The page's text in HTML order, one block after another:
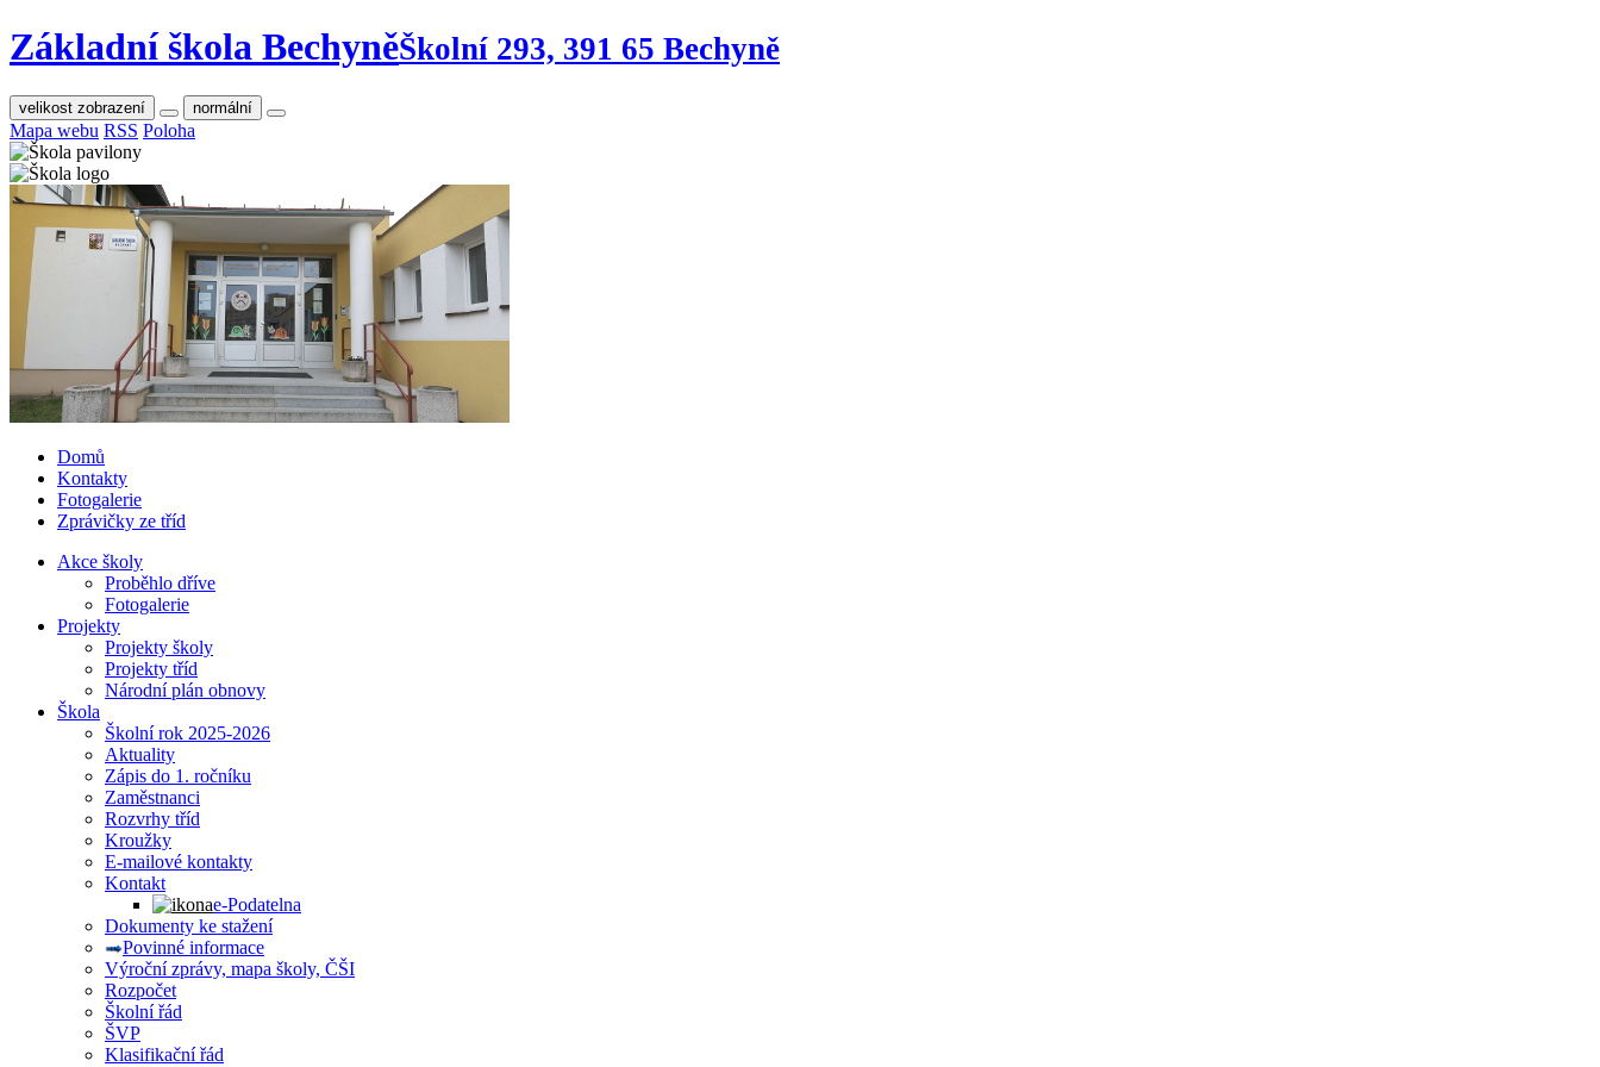
Základní škola BechyněŠkolní 293, 391 65 Bechyně
velikost zobrazení normální
Mapa webu RSS Poloha
Domů
Kontakty
Fotogalerie
Zprávičky ze tříd
Akce školy
Proběhlo dříve
Fotogalerie
Projekty
Projekty školy
Projekty tříd
Národní plán obnovy
Škola
Školní rok 2025-2026
Aktuality
Zápis do 1. ročníku
Zaměstnanci
Rozvrhy tříd
Kroužky
E-mailové kontakty
Kontakt
e-Podatelna
Dokumenty ke stažení
Povinné informace
Výroční zprávy, mapa školy, ČŠI
Rozpočet
Školní řád
ŠVP
Klasifikační řád